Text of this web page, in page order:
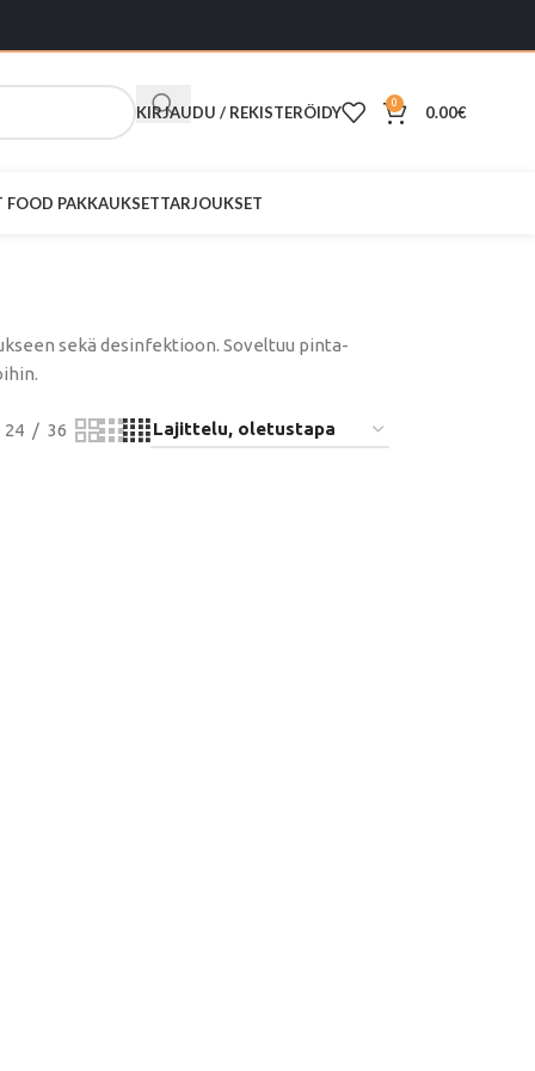
KIRJAUDU / REKISTERÖIDY 0 0.00€
FOOD PAKKAUKSETTARJOUKSET
sekä desinfektioon. Soveltuu pinta-
24 36